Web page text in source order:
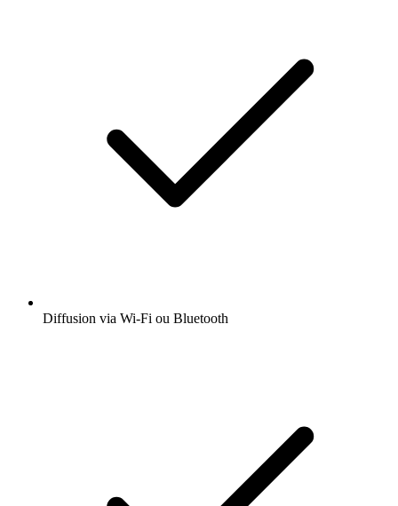
Diffusion via Wi-Fi ou Bluetooth